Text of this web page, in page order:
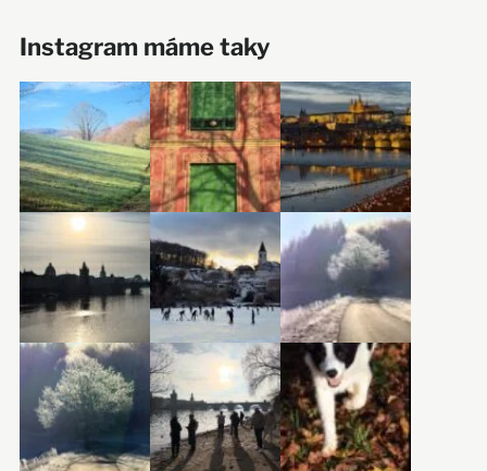
Instagram máme taky